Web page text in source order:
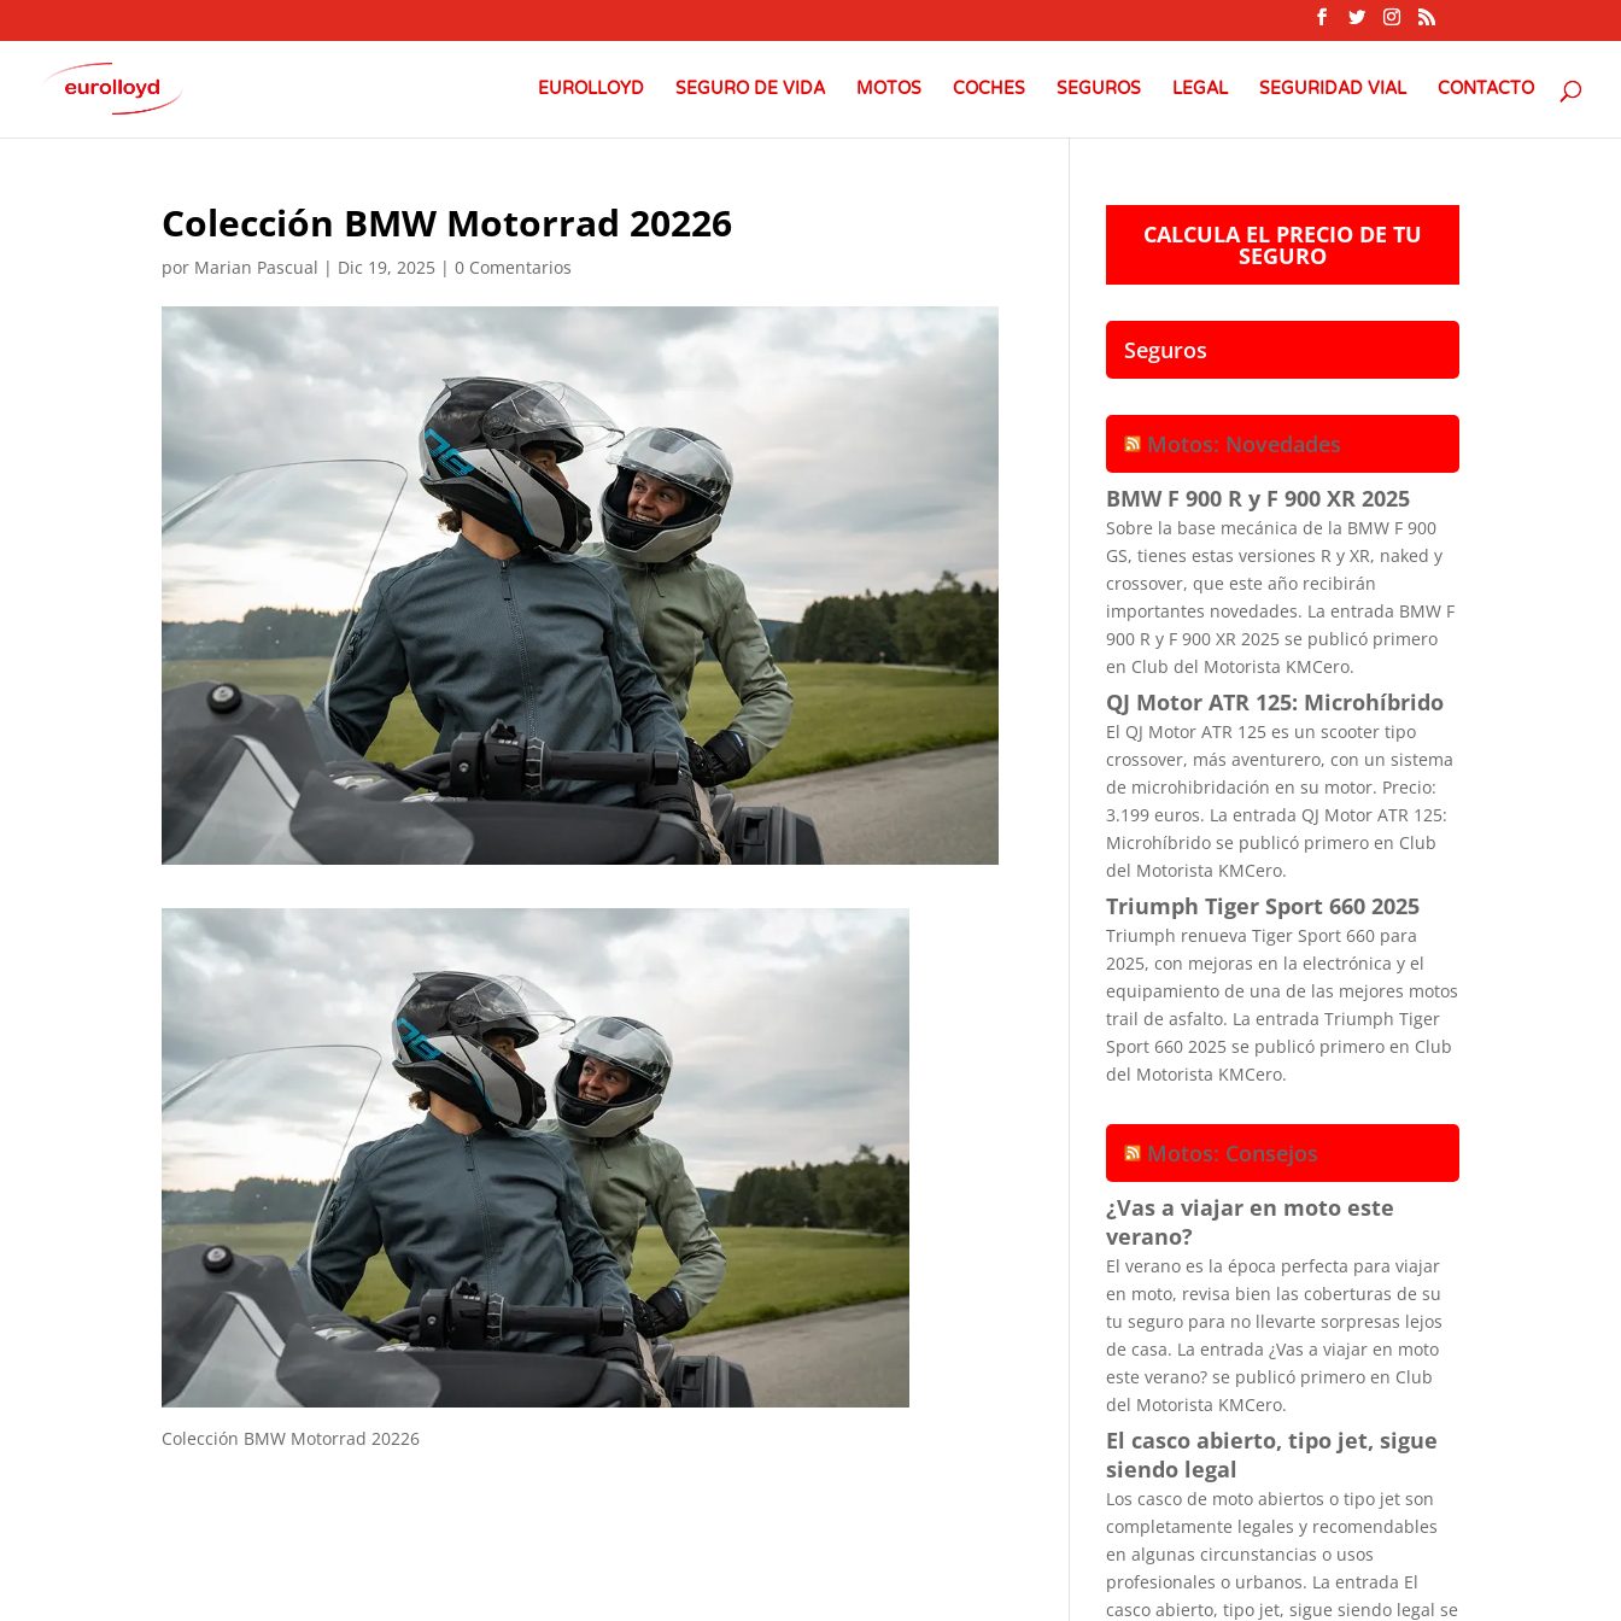
EUROLLOYD SEGURO DE VIDA MOTOS COCHES SEGUROS LEGAL SEGURIDAD VIAL CONTACTO
Colección BMW Motorrad 20226
por Marian Pascual | Dic 19, 2025 |0 Comentarios
Colección BMW Motorrad 20226
CALCULA EL PRECIO DE TU
SEGURO
Seguros
Motos: Novedades
BMW F 900 R y F 900 XR 2025
Sobre la base mecánica de la BMW F 900
GS, tienes estas versiones R y XR, naked y
crossover, que este año recibirán
importantes novedades. La entrada BMW F
900 R y F 900 XR 2025 se publicó primero
en Club del Motorista KMCero.
QJ Motor ATR 125: Microhíbrido
El QJ Motor ATR 125 es un scooter tipo
crossover, más aventurero, con un sistema
de microhibridación en su motor. Precio:
3.199 euros. La entrada QJ Motor ATR 125:
Microhíbrido se publicó primero en Club
del Motorista KMCero.
Triumph Tiger Sport 660 2025
Triumph renueva Tiger Sport 660 para
2025, con mejoras en la electrónica y el
equipamiento de una de las mejores motos
trail de asfalto. La entrada Triumph Tiger
Sport 660 2025 se publicó primero en Club
del Motorista KMCero.
Motos: Consejos
¿Vas a viajar en moto este
verano?
El verano es la época perfecta para viajar
en moto, revisa bien las coberturas de su
tu seguro para no llevarte sorpresas lejos
de casa. La entrada ¿Vas a viajar en moto
este verano? se publicó primero en Club
del Motorista KMCero.
El casco abierto, tipo jet, sigue
siendo legal
Los casco de moto abiertos o tipo jet son
completamente legales y recomendables
en algunas circunstancias o usos
profesionales o urbanos. La entrada El
casco abierto, tipo jet, sigue siendo legal se